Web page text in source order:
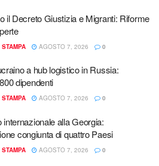
il Decreto Giustizia e Migranti: Riforme
AGOSTO 7, 2026 0
a hub logistico in Russia:
dipendenti
AGOSTO 7, 2026 0
internazionale alla Georgia:
congiunta di quattro Paesi
AGOSTO 7, 2026 0